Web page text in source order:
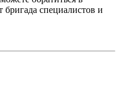
специалистов и